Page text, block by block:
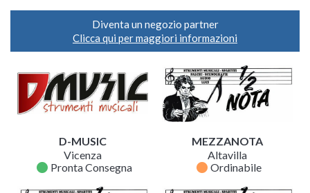
Diventa un negozio partner
Clicca qui per maggiori informazioni
D-MUSIC
Vicenza
fiber_manual_record Pronta Consegna
MEZZANOTA
Altavilla
fiber_manual_record Ordinabile